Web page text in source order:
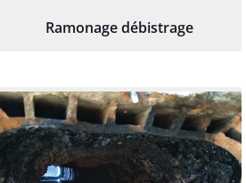
Ramonage débistrage